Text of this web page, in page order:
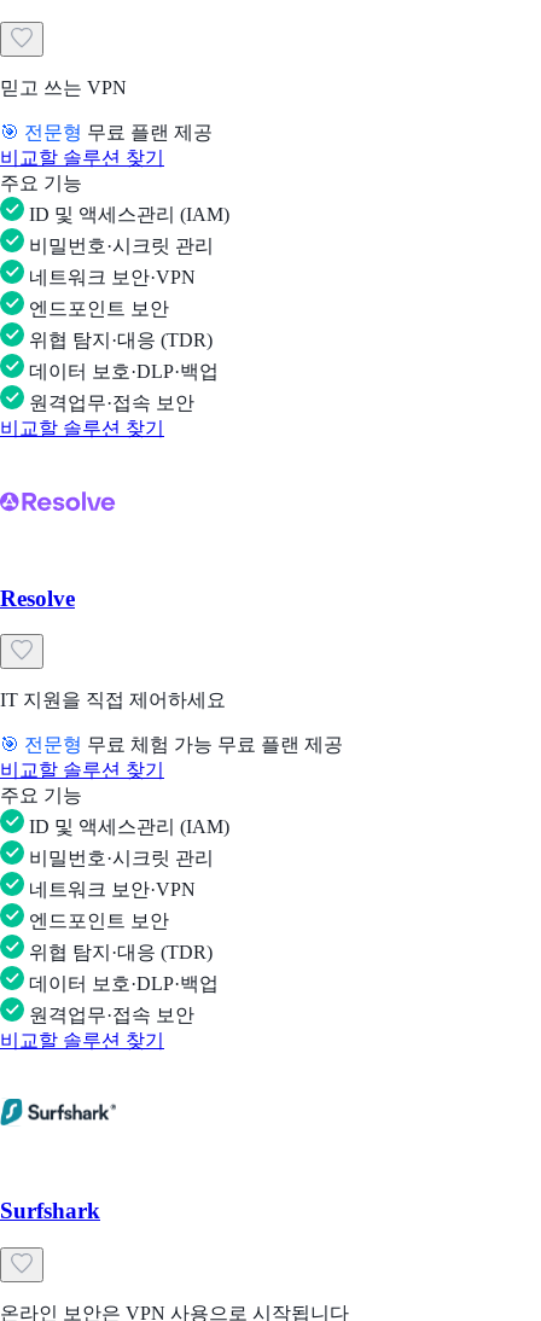
믿고 쓰는 VPN
🎯 전문형 무료 플랜 제공
비교할 솔루션 찾기
주요 기능
ID 및 액세스관리 (IAM)
비밀번호·시크릿 관리
네트워크 보안·VPN
엔드포인트 보안
위협 탐지·대응 (TDR)
데이터 보호·DLP·백업
원격업무·접속 보안
비교할 솔루션 찾기
Resolve
IT 지원을 직접 제어하세요
🎯 전문형 무료 체험 가능 무료 플랜 제공
비교할 솔루션 찾기
주요 기능
ID 및 액세스관리 (IAM)
비밀번호·시크릿 관리
네트워크 보안·VPN
엔드포인트 보안
위협 탐지·대응 (TDR)
데이터 보호·DLP·백업
원격업무·접속 보안
비교할 솔루션 찾기
Surfshark
온라인 보안은 VPN 사용으로 시작됩니다